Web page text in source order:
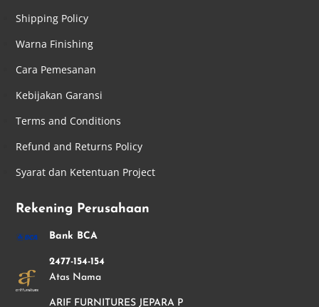
Shipping Policy
Warna Finishing
Cara Pemesanan
Kebijakan Garansi
Terms and Conditions
Refund and Returns Policy
Syarat dan Ketentuan Project
Rekening Perusahaan
Bank BCA
2477-154-154
Atas Nama
ARIF FURNITURES JEPARA P